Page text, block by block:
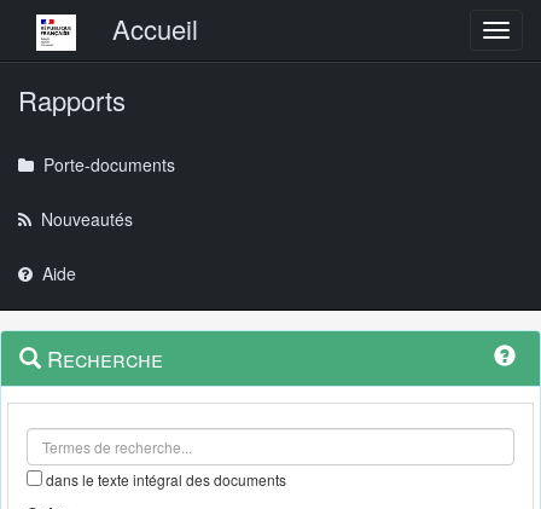
Menu principalAccueil
Rapports
Porte-documents
Nouveautés
Aide
Navigation
outils
Menu
contextuel
Recherche
dans le texte intégral des documents